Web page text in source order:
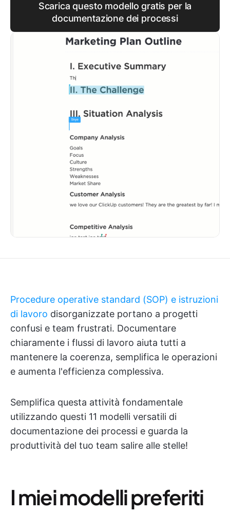
Scarica questo modello gratis per la
documentazione dei processi
Procedure operative standard (SOP) e istruzioni
di lavoro disorganizzate portano a progetti
confusi e team frustrati. Documentare
chiaramente i flussi di lavoro aiuta tutti a
mantenere la coerenza, semplifica le operazioni
e aumenta l'efficienza complessiva.
Semplifica questa attività fondamentale
utilizzando questi 11 modelli versatili di
documentazione dei processi e guarda la
produttività del tuo team salire alle stelle!
I miei modelli preferiti